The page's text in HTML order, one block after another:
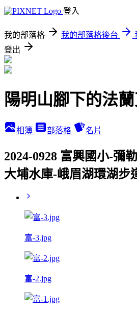
登入
我的部落格 我的部落格後台
登出
陽明山腳下的法
相簿 部落格 名片
2024-0928 富興國小-彌
大埔水庫-峨眉湖環湖步
富-3.jpg
富-2.jpg